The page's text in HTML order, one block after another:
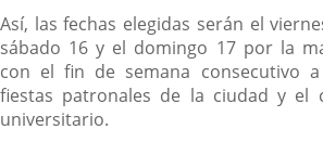
Así, las fechas elegidas serán el
sábado 16 y el domingo 17 por la
con el fin de semana consecutivo
fiestas patronales de la ciudad y el
universitario.